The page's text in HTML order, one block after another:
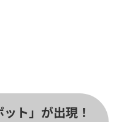
ット」が出現！